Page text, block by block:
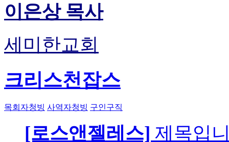
이은상 목사
세미한교회
크리스천잡스
목회자청빙 사역자청빙 구인구직
[로스앤젤레스] 제목입